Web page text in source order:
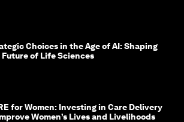
Choices in the Age of AI: Shaping
of Life Sciences
for Women: Investing in Care Delivery
Women’s Lives and Livelihoods